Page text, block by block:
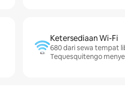
Ketersediaan Wi-Fi
680 dari sewa tempat
Tequesquitengo